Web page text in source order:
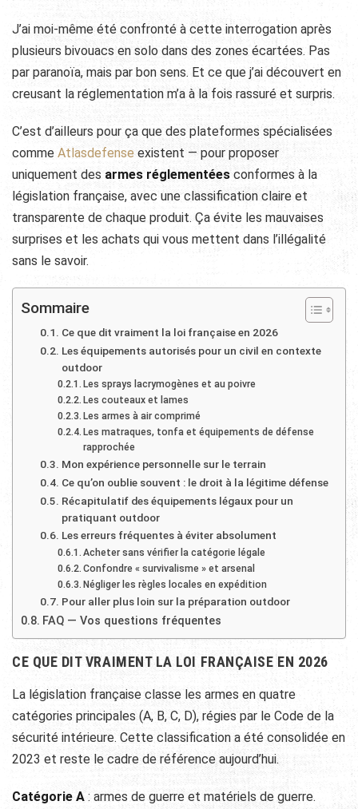
J’ai moi-même été confronté à cette interrogation après
plusieurs bivouacs en solo dans des zones écartées. Pas
par paranoïa, mais par bon sens. Et ce que j’ai découvert en
creusant la réglementation m’a à la fois rassuré et surpris.
C’est d’ailleurs pour ça que des plateformes spécialisées
comme Atlasdefense existent — pour proposer
uniquement des armes réglementées conformes à la
législation française, avec une classification claire et
transparente de chaque produit. Ça évite les mauvaises
surprises et les achats qui vous mettent dans l’illégalité
sans le savoir.
Sommaire
Ce que dit vraiment la loi française en 2026
Les équipements autorisés pour un civil en contexte
outdoor
Les sprays lacrymogènes et au poivre
Les couteaux et lames
Les armes à air comprimé
Les matraques, tonfa et équipements de défense
rapprochée
Mon expérience personnelle sur le terrain
Ce qu’on oublie souvent : le droit à la légitime défense
Récapitulatif des équipements légaux pour un
pratiquant outdoor
Les erreurs fréquentes à éviter absolument
Acheter sans vérifier la catégorie légale
Confondre « survivalisme » et arsenal
Négliger les règles locales en expédition
Pour aller plus loin sur la préparation outdoor
FAQ — Vos questions fréquentes
CE QUE DIT VRAIMENT LA LOI FRANÇAISE EN 2026
La législation française classe les armes en quatre
catégories principales (A, B, C, D), régies par le Code de la
sécurité intérieure. Cette classification a été consolidée en
2023 et reste le cadre de référence aujourd’hui.
Catégorie A : armes de guerre et matériels de guerre.